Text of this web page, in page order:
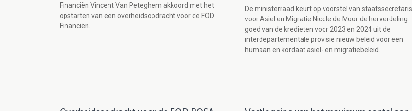
Financiën Vincent Van Peteghem akkoord met het
opstarten van een overheidsopdracht voor de FOD
Financiën.
De ministerraad keurt op voorstel van staatssecretaris
voor Asiel en Migratie Nicole de Moor de herverdeling
goed van de kredieten voor 2023 en 2024 uit de
interdepartementale provisie nieuw beleid voor een
humaan en kordaat asiel- en migratiebeleid.